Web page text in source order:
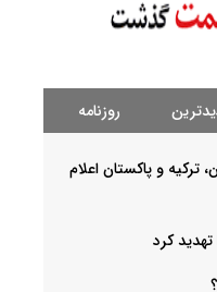
روزنامه
ترکیه و پاکستان اعلام
کرد